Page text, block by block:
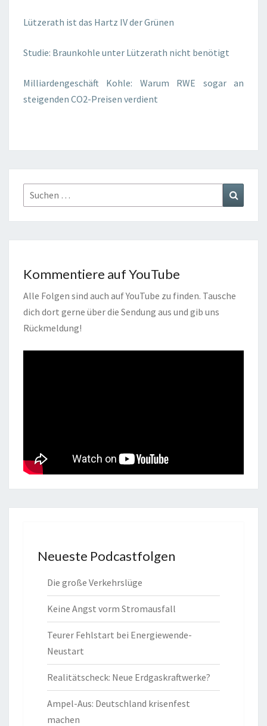
Lützerath ist das Hartz IV der Grünen
Studie: Braunkohle unter Lützerath nicht benötigt
Milliardengeschäft Kohle: Warum RWE sogar an
steigenden CO2-Preisen verdient
Suchen
nach:
Kommentiere auf YouTube
Alle Folgen sind auch auf YouTube zu finden. Tausche
dich dort gerne über die Sendung aus und gib uns
Rückmeldung!
Neueste Podcastfolgen
Die große Verkehrslüge
Keine Angst vorm Stromausfall
Teurer Fehlstart bei Energiewende-
Neustart
Realitätscheck: Neue Erdgaskraftwerke?
Ampel-Aus: Deutschland krisenfest
machen